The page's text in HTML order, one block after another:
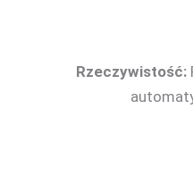
Rzeczywistość: